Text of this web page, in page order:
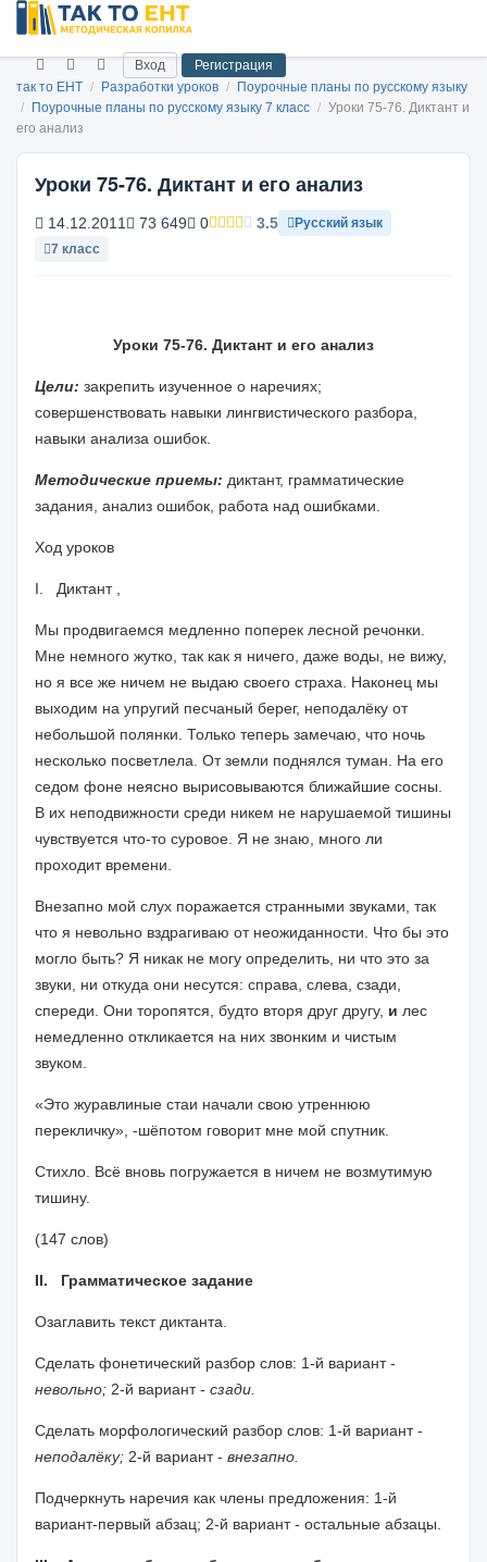
Вход
Регистрация
так то ЕНТ / Разработки уроков /
Поурочные планы по русскому языку
/
Поурочные планы по русскому языку 7 класс / Уроки 75-76. Диктант и
его анализ
Уроки 75-76. Диктант и его анализ
14.12.2011 73 649 0 3.5
Русский язык
7 класс
Уроки 75-76. Диктант и его анализ
Цели: закрепить изученное о наречиях;
совершенствовать на­выки лингвистического разбора,
навыки анализа ошибок.
Методические приемы: диктант, грамматические
задания, ана­лиз ошибок, работа над ошибками.
Ход уроков
I Диктант ,
Мы продвигаемся медленно поперек лесной речонки.
Мне не­много жутко, так как я ничего, даже воды, не вижу,
но я все же ничем не выдаю своего страха. Наконец мы
выходим на упругий песчаный берег, неподалёку от
небольшой полянки. Только теперь замечаю, что ночь
несколько посветлела. От земли поднялся туман. На его
седом фоне неясно вырисовываются ближайшие сосны.
В их неподвижности среди никем не нарушаемой тишины
чувствуется что-то суровое. Я не знаю, много ли
проходит времени.
Внезапно мой слух поражается странными звуками, так
что я не­вольно вздрагиваю от неожиданности. Что бы это
могло быть? Я ни­как не могу определить, ни что это за
звуки, ни откуда они несутся: справа, слева, сзади,
спереди. Они торопятся, будто вторя друг другу, и лес
немедленно откликается на них звонким и чистым
звуком.
«Это журавлиные стаи начали свою утреннюю
перекличку», -шёпотом говорит мне мой спутник.
Стихло. Всё вновь погружается в ничем не возмутимую
тишину.
(147 слов)
II. Грамматическое задание
Озаглавить текст диктанта.
Сделать фонетический разбор слов: 1-й вариант -
невольно; 2-й вариант - сзади.
Сделать морфологический разбор слов: 1-й вариант -
непо­далёку; 2-й вариант - внезапно.
Подчеркнуть наречия как члены предложения: 1-й
вариант-первый абзац; 2-й вариант - остальные абзацы.